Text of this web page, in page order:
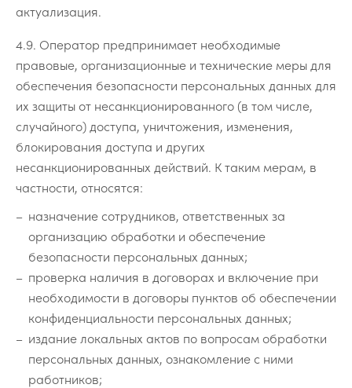
актуализация.
4.9. Оператор предпринимает необходимые
правовые, организационные и технические меры для
обеспечения безопасности персональных данных для
их защиты от несанкционированного (в том числе,
случайного) доступа, уничтожения, изменения,
блокирования доступа и других
несанкционированных действий. К таким мерам, в
частности, относятся:
назначение сотрудников, ответственных за
организацию обработки и обеспечение
безопасности персональных данных;
проверка наличия в договорах и включение при
необходимости в договоры пунктов об обеспечении
конфиденциальности персональных данных;
издание локальных актов по вопросам обработки
персональных данных, ознакомление с ними
работников;